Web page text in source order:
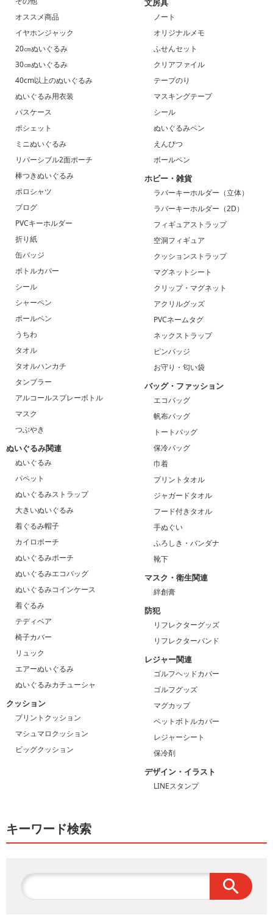
オススメ商品
イヤホンジャック
20㎝ぬいぐるみ
30㎝ぬいぐるみ
40cm以上のぬいぐるみ
ぬいぐるみ用衣装
パスケース
ポシェット
ミニぬいぐるみ
リバーシブル2面ポーチ
棒つきぬいぐるみ
ポロシャツ
ブログ
PVCキーホルダー
折り紙
缶バッジ
ボトルカバー
シール
シャーペン
ボールペン
うちわ
タオル
タオルハンカチ
タンブラー
アルコールスプレーボトル
マスク
つぶやき
ぬいぐるみ関連
ぬいぐるみ
パペット
ぬいぐるみストラップ
大きいぬいぐるみ
着ぐるみ帽子
カイロポーチ
ぬいぐるみポーチ
ぬいぐるみエコバッグ
ぬいぐるみコインケース
着ぐるみ
テディベア
椅子カバー
リュック
エアーぬいぐるみ
ぬいぐるみカチューシャ
クッション
プリントクッション
マシュマロクッション
ビッグクッション
文房具
ノート
オリジナルメモ
ふせんセット
クリアファイル
テープのり
マスキングテープ
シール
ぬいぐるみペン
えんぴつ
ボールペン
ホビー・雑貨
ラバーキーホルダー（立体）
ラバーキーホルダー（2D）
フィギュアストラップ
空洞フィギュア
クッションストラップ
マグネットシート
クリップ・マグネット
アクリルグッズ
PVCネームタグ
ネックストラップ
ピンバッジ
お守り・匂い袋
バッグ・ファッション
エコバッグ
帆布バッグ
トートバッグ
保冷バッグ
巾着
プリントタオル
ジャガードタオル
フード付きタオル
手ぬぐい
ふろしき・バンダナ
靴下
マスク・衛生関連
絆創膏
防犯
リフレクターグッズ
リフレクターバンド
レジャー関連
ゴルフヘッドカバー
ゴルフグッズ
マグカップ
ペットボトルカバー
レジャーシート
保冷剤
デザイン・イラスト
LINEスタンプ
キーワード検索